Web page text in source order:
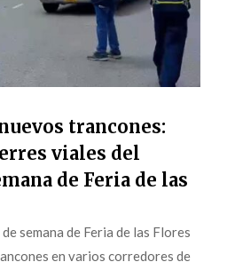
trancones:
viales del
de Feria de las
semana de Feria de las Flores
en varios corredores de